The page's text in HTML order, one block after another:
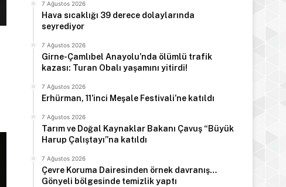
7 Ağustos 2026
Hava sıcaklığı 39 derece dolaylarında
seyrediyor
7 Ağustos 2026
Girne-Çamlıbel Anayolu’nda ölümlü trafik
kazası: Turan Obalı yaşamını yitirdi!
7 Ağustos 2026
Erhürman, 11’inci Meşale Festivali’ne katıldı
7 Ağustos 2026
Tarım ve Doğal Kaynaklar Bakanı Çavuş “Büyük
Harup Çalıştayı”na katıldı
7 Ağustos 2026
Çevre Koruma Dairesinden örnek davranış…
Gönyeli bölgesinde temizlik yaptı